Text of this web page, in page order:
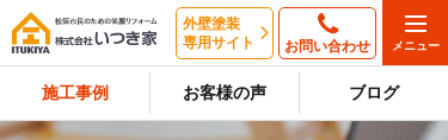
外壁塗装
専用サイト
お問い合わせ
施工事例 お客様の声 ブログ